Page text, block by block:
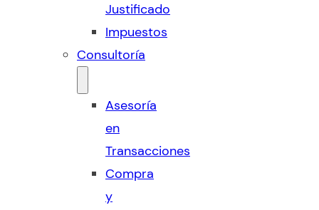
Justificado
Impuestos
Consultoría
Asesoría
en
Transacciones
Compra
y